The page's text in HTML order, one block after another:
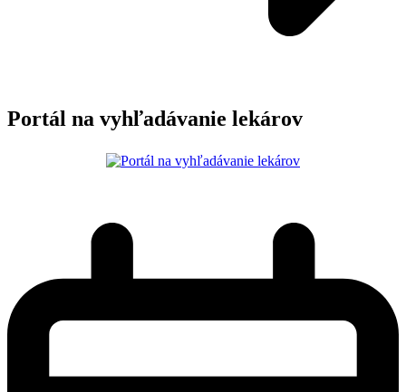
Portál na vyhľadávanie lekárov